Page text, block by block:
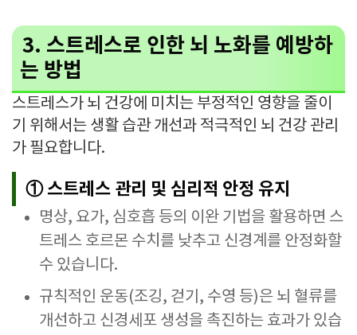
3. 스트레스로 인한 뇌 노화를 예방하
는 방법
스트레스가 뇌 건강에 미치는 부정적인 영향을 줄이
기 위해서는 생활 습관 개선과 적극적인 뇌 건강 관리
가 필요합니다.
① 스트레스 관리 및 심리적 안정 유지
명상, 요가, 심호흡 등의 이완 기법을 활용하면 스
트레스 호르몬 수치를 낮추고 신경계를 안정화할
수 있습니다.
규칙적인 운동(조깅, 걷기, 수영 등)은 뇌 혈류를
개선하고 신경세포 생성을 촉진하는 효과가 있습